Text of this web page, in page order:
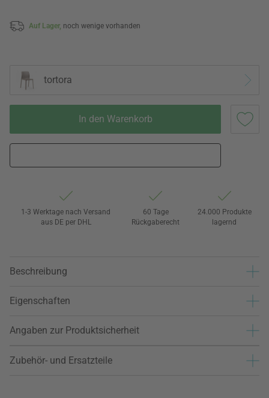
Auf Lager, noch wenige vorhanden
tortora
In den Warenkorb
1-3 Werktage nach Versand
aus DE per DHL
60 Tage
Rückgaberecht
24.000 Produkte
lagernd
Beschreibung
Eigenschaften
Angaben zur Produktsicherheit
Zubehör- und Ersatzteile